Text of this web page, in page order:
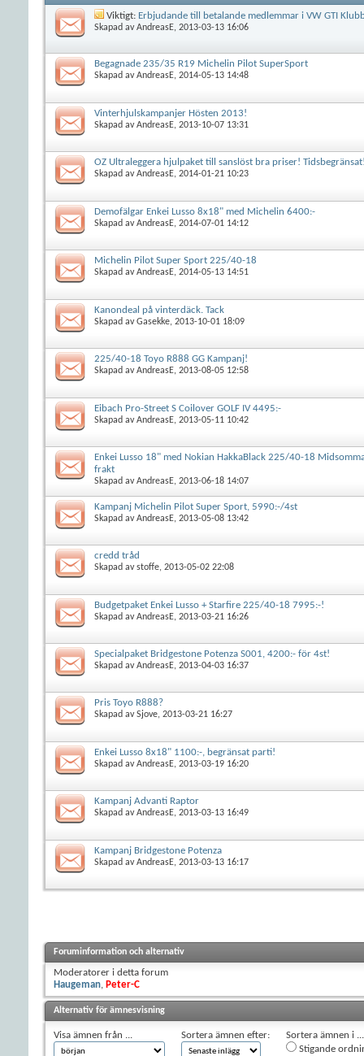
Viktigt: Erbjudande till betalande medlemmar i VW GTI
Skapad avAndreasE, 2013-03-13 16:06
Begagnade 235/35 R19 Michelin Pilot SuperSport
Skapad avAndreasE, 2014-05-13 14:48
Vinterhjulskampanjer Hösten 2013!
Skapad avAndreasE, 2013-10-07 13:31
OZ Ultraleggera hjulpaket till sanslöst bra priser!
Skapad avAndreasE, 2014-01-21 10:23
Demofälgar Enkei Lusso 8x18" med Michelin 6400:-
Skapad avAndreasE, 2014-07-01 14:12
Michelin Pilot Super Sport 225/40-18
Skapad avAndreasE, 2014-05-13 14:51
Kanondeal på vinterdäck. Tack
Skapad avGasekke, 2013-10-01 18:09
225/40-18 Toyo R888 GG Kampanj!
Skapad avAndreasE, 2013-08-05 12:58
Eibach Pro-Street S Coilover GOLF IV 4495:-
Skapad avAndreasE, 2013-05-11 10:42
Enkei Lusso 18" med Nokian HakkaBlack 225/40-18
frakt
Skapad avAndreasE, 2013-06-18 14:07
Kampanj Michelin Pilot Super Sport, 5990:-/4st
Skapad avAndreasE, 2013-05-08 13:42
credd tråd
Skapad avstoffe, 2013-05-02 22:08
Budgetpaket Enkei Lusso + Starfire 225/40-18 7995:-!
Skapad avAndreasE, 2013-03-21 16:26
Specialpaket Bridgestone Potenza S001, 4200:- för 4st!
Skapad avAndreasE, 2013-04-03 16:37
Pris Toyo R888?
Skapad avSjove, 2013-03-21 16:27
Enkei Lusso 8x18" 1100:-, begränsat parti!
Skapad avAndreasE, 2013-03-19 16:20
Kampanj Advanti Raptor
Skapad avAndreasE, 2013-03-13 16:49
Kampanj Bridgestone Potenza
Skapad avAndreasE, 2013-03-13 16:17
Foruminformation och alternativ
Moderatorer i detta forum
Haugeman, Peter-C
Alternativ för ämnesvisning
Visa ämnen från ... Sortera ämnen efter:
Sortera ämnen i ...
Stigande